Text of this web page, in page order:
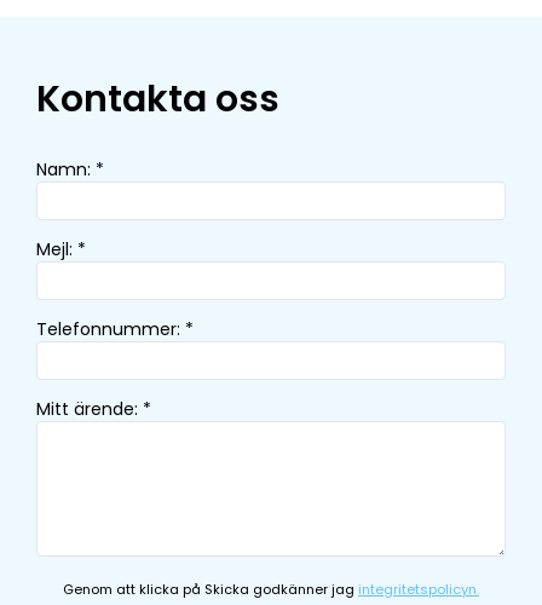
Kontakta oss
Namn: *
Mejl: *
Telefonnummer: *
Mitt ärende: *
Genom att klicka på Skicka godkänner jag integritetspolicyn.